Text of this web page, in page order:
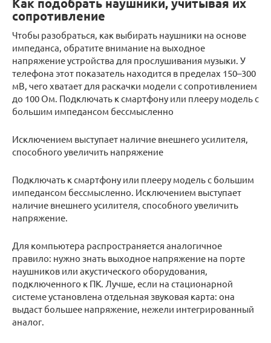
Как подобрать наушники, учитывая их
сопротивление
Чтобы разобраться, как выбирать наушники на основе
импеданса, обратите внимание на выходное
напряжение устройства для прослушивания музыки. У
телефона этот показатель находится в пределах 150–300
мВ, чего хватает для раскачки модели с сопротивлением
до 100 Ом. Подключать к смартфону или плееру модель с
большим импедансом бессмысленно
Исключением выступает наличие внешнего усилителя,
способного увеличить напряжение
Подключать к смартфону или плееру модель с большим
импедансом бессмысленно. Исключением выступает
наличие внешнего усилителя, способного увеличить
напряжение.
Для компьютера распространяется аналогичное
правило: нужно знать выходное напряжение на порте
наушников или акустического оборудования,
подключенного к ПК. Лучше, если на стационарной
системе установлена отдельная звуковая карта: она
выдаст большее напряжение, нежели интегрированный
аналог.